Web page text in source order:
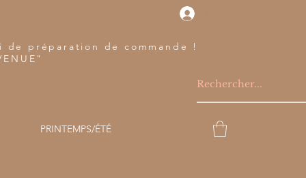
de préparation de commande !
PRINTEMPS/ÉTÉ